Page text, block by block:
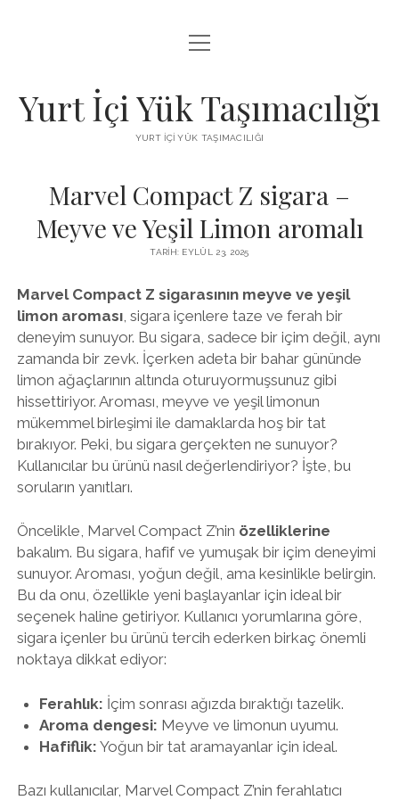
BEDAVA FACEBOOK BEĞENI KAZANMA
FACEBOOK SAYFA BEĞENDIRME HILESI İNDIR
menüyü
aç
Yurt İçi Yük Taşımacılığı
YURT İÇI YÜK TAŞIMACILIĞI
Marvel Compact Z sigara –
Meyve ve Yeşil Limon aromalı
TARIH: EYLÜL 23, 2025
Marvel Compact Z sigarasının meyve ve yeşil
limon aroması, sigara içenlere taze ve ferah bir
deneyim sunuyor. Bu sigara, sadece bir içim değil, aynı
zamanda bir zevk. İçerken adeta bir bahar gününde
limon ağaçlarının altında oturuyormuşsunuz gibi
hissettiriyor. Aroması, meyve ve yeşil limonun
mükemmel birleşimi ile damaklarda hoş bir tat
bırakıyor. Peki, bu sigara gerçekten ne sunuyor?
Kullanıcılar bu ürünü nasıl değerlendiriyor? İşte, bu
soruların yanıtları.
Öncelikle, Marvel Compact Z’nin özelliklerine
bakalım. Bu sigara, hafif ve yumuşak bir içim deneyimi
sunuyor. Aroması, yoğun değil, ama kesinlikle belirgin.
Bu da onu, özellikle yeni başlayanlar için ideal bir
seçenek haline getiriyor. Kullanıcı yorumlarına göre,
sigara içenler bu ürünü tercih ederken birkaç önemli
noktaya dikkat ediyor:
Ferahlık: İçim sonrası ağızda bıraktığı tazelik.
Aroma dengesi: Meyve ve limonun uyumu.
Hafiflik: Yoğun bir tat aramayanlar için ideal.
Bazı kullanıcılar, Marvel Compact Z’nin ferahlatıcı